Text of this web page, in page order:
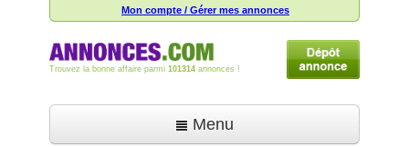
Mon compte / Gérer mes annonces
Trouvez la bonne affaire parmi 101314 annonces !
Menu